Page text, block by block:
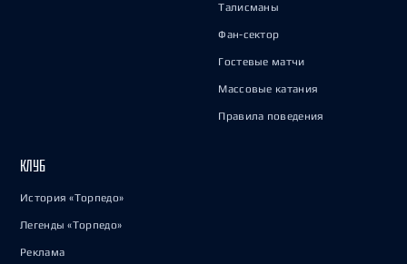
Талисманы
Фан-сектор
Гостевые матчи
Массовые катания
Правила поведения
КЛУБ
История «Торпедо»
Легенды «Торпедо»
Реклама